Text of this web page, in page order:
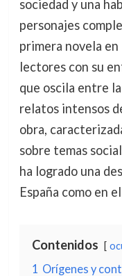
sociedad y una
personajes
primera novela
lectores con su
que oscila entre
relatos intensos
obra,
sobre temas
ha logrado una
España como en
Contenidos
1 Orígenes y